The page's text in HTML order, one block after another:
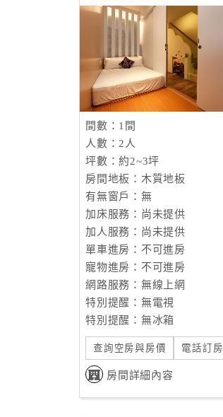
間數：1間
人數：2人
坪數：約2~3坪
房間地板：木質地板
有無窗戶：無
加床服務：尚未提供
加人服務：尚未提供
單車進房：不可進房
寵物進房：不可進房
網路服務：無線上網
特別提醒：無電視
特別提醒：無冰箱
查詢空房與房價 電話訂房
房間詳細內容